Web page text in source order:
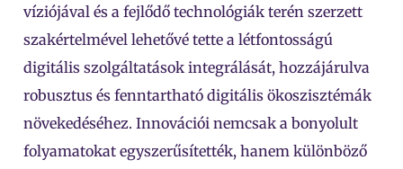
víziójával és a fejlődő technológiák terén szerzett
szakértelmével lehetővé tette a létfontosságú
digitális szolgáltatások integrálását, hozzájárulva
robusztus és fenntartható digitális ökoszisztémák
növekedéséhez. Innovációi nemcsak a bonyolult
folyamatokat egyszerűsítették, hanem különböző